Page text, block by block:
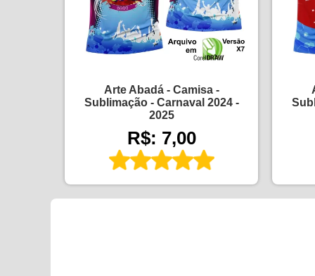
Arte Abadá - Camisa -
Sublimação - Carnaval 2024 -
2025
R$: 7,00